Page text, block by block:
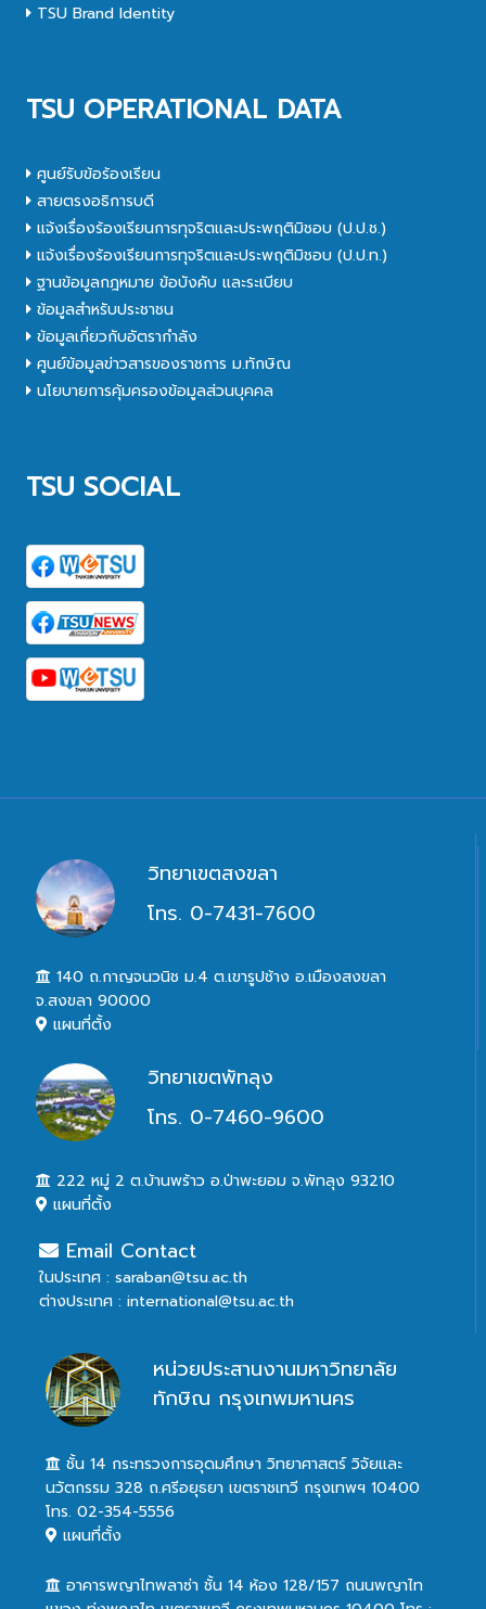
TSU Brand Identity
TSU OPERATIONAL DATA
ศูนย์รับข้อร้องเรียน
สายตรงอธิการบดี
แจ้งเรื่องร้องเรียนการทุจริตและประพฤติมิชอบ (ป.ป.ช.)
แจ้งเรื่องร้องเรียนการทุจริตและประพฤติมิชอบ (ป.ป.ท.)
ฐานข้อมูลกฎหมาย ข้อบังคับ และระเบียบ
ข้อมูลสำหรับประชาชน
ข้อมูลเกี่ยวกับอัตรากำลัง
ศูนย์ข้อมูลข่าวสารของราชการ ม.ทักษิณ
นโยบายการคุ้มครองข้อมูลส่วนบุคคล
TSU SOCIAL
วิทยาเขตสงขลา
โทร. 0-7431-7600
140 ถ.กาญจนวนิช ม.4 ต.เขารูปช้าง อ.เมืองสงขลา
จ.สงขลา 90000
แผนที่ตั้ง
วิทยาเขตพัทลุง
โทร. 0-7460-9600
222 หมู่ 2 ต.บ้านพร้าว อ.ป่าพะยอม จ.พัทลุง 93210
แผนที่ตั้ง
Email Contact
ในประเทศ : saraban@tsu.ac.th
ต่างประเทศ : international@tsu.ac.th
หน่วยประสานงานมหาวิทยาลัย
ทักษิณ กรุงเทพมหานคร
ชั้น 14 กระทรวงการอุดมศึกษา วิทยาศาสตร์ วิจัยและ
นวัตกรรม 328 ถ.ศรีอยุธยา เขตราชเทวี กรุงเทพฯ 10400
โทร. 02-354-5556
แผนที่ตั้ง
อาคารพญาไทพลาซ่า ชั้น 14 ห้อง 128/157 ถนนพญาไท